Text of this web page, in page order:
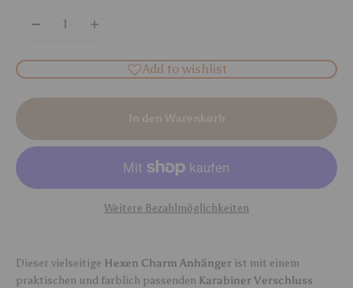
Add to wishlist
In den Warenkorb
Weitere Bezahlmöglichkeiten
Dieser vielseitige Hexen Charm Anhänger ist mit einem
praktischen und farblich passenden Karabiner Verschluss